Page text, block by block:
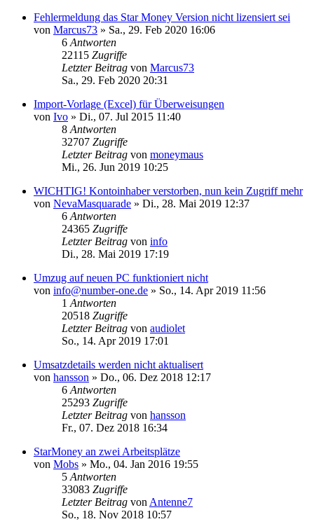
Fehlermeldung das Star Money Version nicht lizensiert sei
von Marcus73 » Sa., 29. Feb 2020 16:06
6 Antworten
22115 Zugriffe
Letzter Beitrag von Marcus73
Sa., 29. Feb 2020 20:31
Import-Vorlage (Excel) für Überweisungen
von Ivo » Di., 07. Jul 2015 11:40
8 Antworten
32707 Zugriffe
Letzter Beitrag von moneymaus
Mi., 26. Jun 2019 10:25
WICHTIG! Kontoinhaber verstorben, nun kein Zugriff mehr
von NevaMasquarade » Di., 28. Mai 2019 12:37
6 Antworten
24365 Zugriffe
Letzter Beitrag von info
Di., 28. Mai 2019 17:19
Umzug auf neuen PC funktioniert nicht
von info@number-one.de » So., 14. Apr 2019 11:56
1 Antworten
20518 Zugriffe
Letzter Beitrag von audiolet
So., 14. Apr 2019 17:01
Umsatzdetails werden nicht aktualisert
von hansson » Do., 06. Dez 2018 12:17
6 Antworten
25293 Zugriffe
Letzter Beitrag von hansson
Fr., 07. Dez 2018 16:34
StarMoney an zwei Arbeitsplätze
von Mobs » Mo., 04. Jan 2016 19:55
5 Antworten
33083 Zugriffe
Letzter Beitrag von Antenne7
So., 18. Nov 2018 10:57